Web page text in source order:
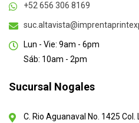
+52 656 306 8169
Lun - Vie: 9am - 6pm
Sáb: 10am - 2pm
Sucursal Nogales
C. Rio Aguanaval No. 1425 Col.